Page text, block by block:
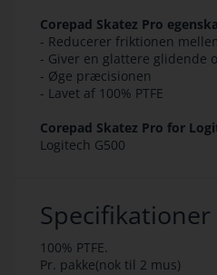
Corepad Skatez Pro
- Reducerer friktionen
- Giver en glattere glidende
- Øge præcisionen
- Lavet af 100% PTFE
Corepad Skatez Pro for
Logitech G500
Specifikationer
100% PTFE.
Pr. pakke(nok til 2 mus)